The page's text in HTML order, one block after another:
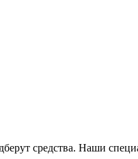
средства. Наши